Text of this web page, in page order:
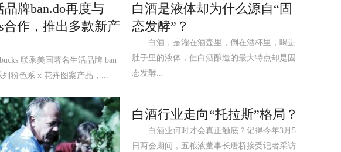
牌ban.do再度与
合作，推出多款新产
联乘美国著名生活品牌 ban
列粉色系 x 花卉图案产品，...
白酒是液体却为什么源自“固
态发酵”？
白酒，是灌在酒壶里，倒在酒杯里，喝进
肚子里的液体，但白酒酿造的最大特点却是固
态发酵...
白酒行业走向“托拉斯”格局？
白酒业何时才会真正触底？记得今年3月5
日两会期间，五粮液董事长唐桥接受记者采访